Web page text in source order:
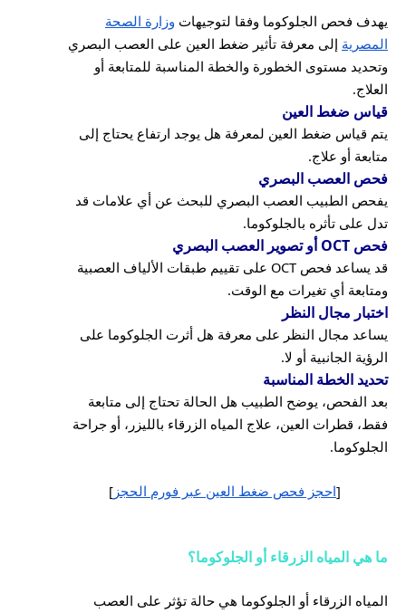
يهدف فحص الجلوكوما وفقا لتوجيهات وزارة الصحة
المصرية إلى معرفة تأثير ضغط العين على العصب البصري
وتحديد مستوى الخطورة والخطة المناسبة للمتابعة أو
العلاج.
قياس ضغط العين
يتم قياس ضغط العين لمعرفة هل يوجد ارتفاع يحتاج إلى
متابعة أو علاج.
فحص العصب البصري
يفحص الطبيب العصب البصري للبحث عن أي علامات قد
تدل على تأثره بالجلوكوما.
فحص OCT أو تصوير العصب البصري
قد يساعد فحص OCT على تقييم طبقات الألياف العصبية
ومتابعة أي تغيرات مع الوقت.
اختبار مجال النظر
يساعد مجال النظر على معرفة هل أثرت الجلوكوما على
الرؤية الجانبية أو لا.
تحديد الخطة المناسبة
بعد الفحص، يوضح الطبيب هل الحالة تحتاج إلى متابعة
فقط، قطرات العين، علاج المياه الزرقاء بالليزر، أو جراحة
الجلوكوما.
[احجز فحص ضغط العين عبر فورم الحجز ]
ما هي المياه الزرقاء أو الجلوكوما؟
المياه الزرقاء أو الجلوكوما هي حالة تؤثر على العصب